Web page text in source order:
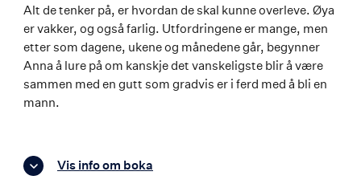
Alt de tenker på, er hvordan de skal kunne overleve. Øya
er vakker, og også farlig. Utfordringene er mange, men
etter som dagene, ukene og månedene går, begynner
Anna å lure på om kanskje det vanskeligste blir å være
sammen med en gutt som gradvis er i ferd med å bli en
mann.
Vis info om boka